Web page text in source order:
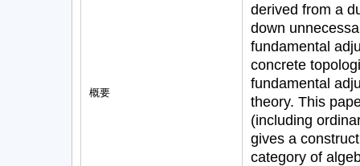
概要
derived from a
down
fundamental
concrete
fundamental
theory. This
(including
gives a
category of